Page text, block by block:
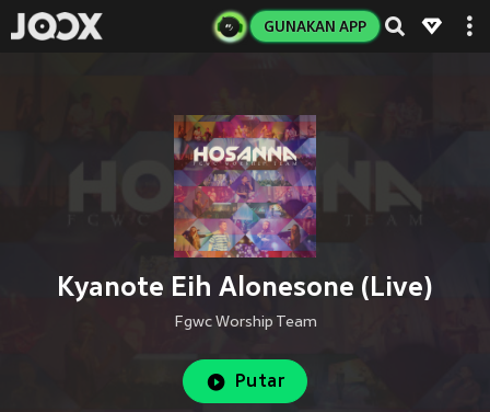
GUNAKAN APP
Kyanote Eih Alonesone (Live)
Fgwc Worship Team
Putar